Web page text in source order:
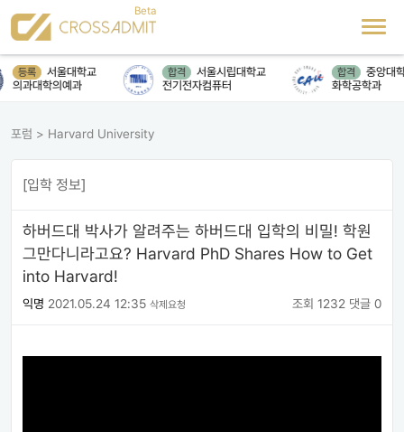
등록
서울대학교
의과대학의예과
합격
서울시립대학교
전기전자컴퓨터
합격
중앙대학
화학공학과
포럼 > Harvard University
[입학 정보]
하버드대 박사가 알려주는 하버드대 입학의 비밀! 학원
그만다니라고요? Harvard PhD Shares How to Get
into Harvard!
익명 2021.05.24 12:35 삭제요청 조회 1232 댓글 0